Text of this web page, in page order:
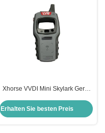
Xhorse VVDI Mini Skylark Gerät
Schlüssel Programmierer
Erhalten Sie besten Preis